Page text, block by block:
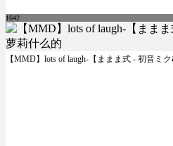
1642
【MMD】lots of laugh-【ままま式 - 初音ミ